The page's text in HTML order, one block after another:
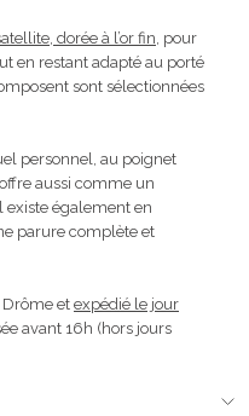
dorée à l’or fin , pour
en restant adapté au porté
sont sélectionnées
personnel, au poignet
aussi comme un
existe également en
parure complète et
Drôme et expédié le jour
avant 16h (hors jours